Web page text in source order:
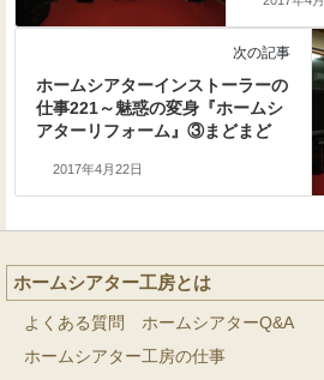
次の記事
ホームシアターインストーラーの
仕事221～魅惑の変身『ホームシ
アターリフォーム』③まどまど
2017年4月22日
ホームシアター工房とは
よくある質問 ホームシアターQ&A
ホームシアター工房の仕事